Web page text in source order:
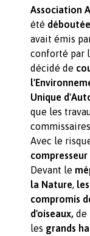
Association
été
avait émis
conforté par
décidé de
Unique
que les
Avec le
compresseur
Devant le
la Nature, les
compromis
d'oiseaux, de
les grands